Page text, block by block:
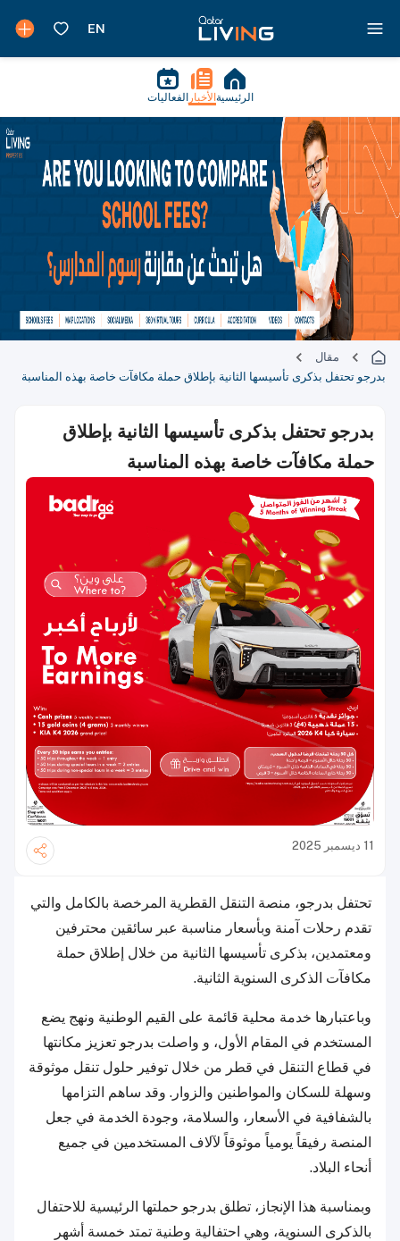
الرئيسية الأخبار الفعاليات
مقال
بدرجو تحتفل بذكرى تأسيسها الثانية بإطلاق حملة مكافآت خاصة بهذه المناسبة
بدرجو تحتفل بذكرى تأسيسها الثانية بإطلاق
حملة مكافآت خاصة بهذه المناسبة
11 ديسمبر 2025
تحتفل بدرجو، منصة التنقل القطرية المرخصة بالكامل والتي
تقدم رحلات آمنة وبأسعار مناسبة عبر سائقين محترفين
ومعتمدين، بذكرى تأسيسها الثانية من خلال إطلاق حملة
مكافآت الذكرى السنوية الثانية.
وباعتبارها خدمة محلية قائمة على القيم الوطنية ونهج يضع
المستخدم في المقام الأول، و واصلت بدرجو تعزيز مكانتها
في قطاع التنقل في قطر من خلال توفير حلول تنقل موثوقة
وسهلة للسكان والمواطنين والزوار. وقد ساهم التزامها
بالشفافية في الأسعار، والسلامة، وجودة الخدمة في جعل
المنصة رفيقاً يومياً موثوقاً لآلاف المستخدمين في جميع
أنحاء البلاد.
وبمناسبة هذا الإنجاز، تطلق بدرجو حملتها الرئيسية للاحتفال
بالذكرى السنوية، وهي احتفالية وطنية تمتد خمسة أشهر